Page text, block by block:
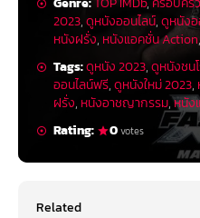
Fast & Furious
2023,ดูหนังออนไลน์,ดูหนังอ
หนังฝรั่ง, หนังแอคชั่น Action,
Tags:ดูหนัง 2023,ดูหนังชน
ออนไลน์ฟรี,ดูหนังใหม่ 2023,
ฝรั่ง, หนังอาชญากรรม,หนัง
Rating:
0votes
Related